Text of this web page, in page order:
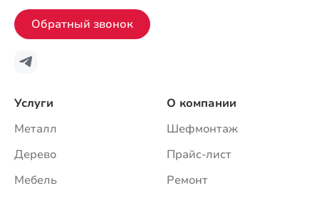
Услуги
Металл
Дерево
Мебель
О компании
Шефмонтаж
Прайс-лист
Ремонт
Обратный звонок